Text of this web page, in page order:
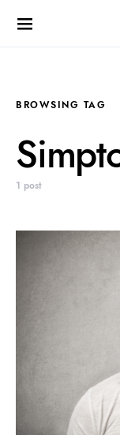
BROWSING TAG
1 post